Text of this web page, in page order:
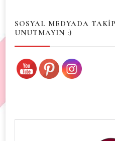
SOSYAL MEDYADA
UNUTMAYIN :)